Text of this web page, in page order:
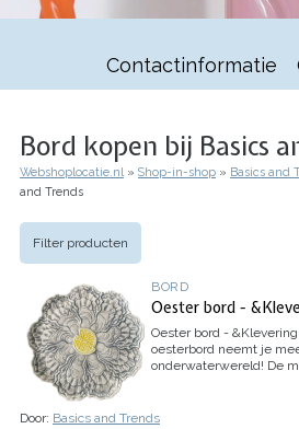
Contactinformatie
Bord kopen bij Basics
Kruimelpad
Webshoplocatie.nl Shop-in-shop Basics and
and Trends
Filter producten
BORD
Oester bord -
Oester bord - &Klevering
oesterbord neemt je
onderwaterwereld! De
Door: Basics and Trends